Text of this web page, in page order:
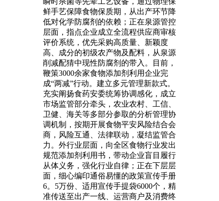
鲜手艺保障食物保质期，从出产环节降
低对化学防腐剂的依赖；正在泉源管控
层面，指点企业成立全流程供应商审核
评价系统，优先采购高质量、新颖度
高、成分的初级农产物及配料，从泉源
削减配猜中现性防腐剂的带入。目前，
鞭策3000余家食物添加剂利用企业完
成“两减”行动。建立多元管理新款式。
充实阐扬食药安委统筹协调感化，成立
市场监管部分牵头，农业农村、工信、
卫健、海关等多部分参取的分析管理协
调机制，按期开展食物平安风险结合会
商，风险互通、法律联动，凝结监管合
力。外行业层面，向全区食物行业发出
规范添加剂利用书，带动企业盲目履行
从体义务，强化行业自律；正在下层层
面，细心编印通俗易懂的政策宣传手册
6。5万份、适用宣传手提袋6000个，精
准传送至出产一线、运营商户及消费终